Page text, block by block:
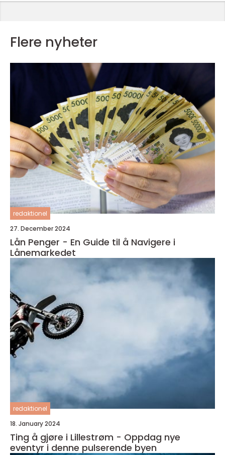
Flere nyheter
redaktionel
27. December 2024
Lån Penger - En Guide til å Navigere i
Lånemarkedet
redaktionel
18. January 2024
Ting å gjøre i Lillestrøm - Oppdag nye
eventyr i denne pulserende byen